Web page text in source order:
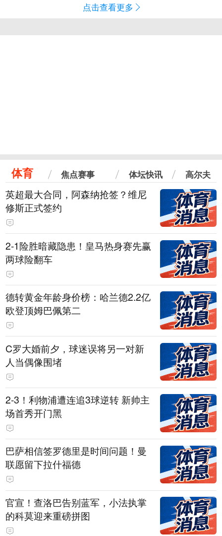
点击查看更多
体育 焦点赛事 体坛快讯 高尔夫
英超最大合同，阿森纳抢签？维尼
修斯正式签约
2-1险胜暗藏隐患！皇马热身赛先赢
两球险翻车
德转黄金年龄身价榜：哈兰德2.2亿
欧登顶姆巴佩第二
C罗大婚前夕，球迷误将另一对新
人当偶像围堵
2-3！利物浦遭连追3球逆转 新帅主
场首秀开门黑
巴萨相信签罗德里是时间问题！曼
联愿留下拉什福德
官宣！查洛巴告别蓝军，小法执掌
的科莫迎来重磅拼图